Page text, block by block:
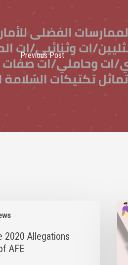
Previous Post
2020 Allegations
AFE